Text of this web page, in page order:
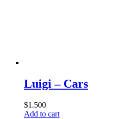
Luigi – Cars
$1.500
Add to cart